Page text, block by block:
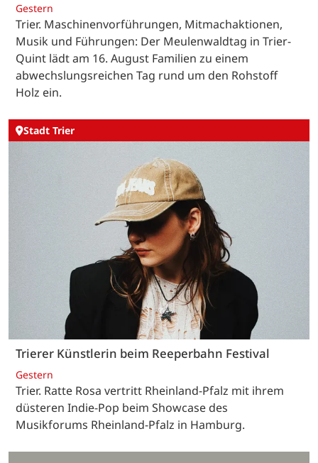
Gestern
Trier. Maschinenvorführungen, Mitmachaktionen,
Musik und Führungen: Der Meulenwaldtag in Trier-
Quint lädt am 16. August Familien zu einem
abwechslungsreichen Tag rund um den Rohstoff
Holz ein.
Stadt Trier
Trierer Künstlerin beim Reeperbahn Festival
Gestern
Trier. Ratte Rosa vertritt Rheinland-Pfalz mit ihrem
düsteren Indie-Pop beim Showcase des
Musikforums Rheinland-Pfalz in Hamburg.